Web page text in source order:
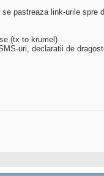
pastreaza link-urile spre
(tx to krumel)
uri, declaratii de